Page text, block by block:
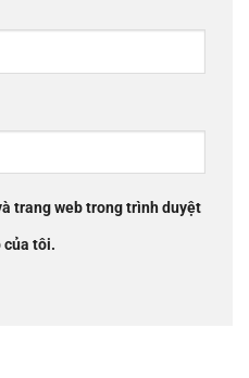
trang web trong trình duyệt
của tôi.